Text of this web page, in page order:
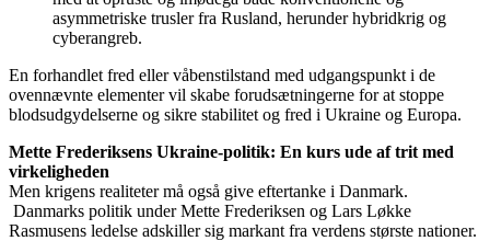
asymmetriske trusler fra Rusland, herunder hybridkrig og
cyberangreb.
En forhandlet fred eller våbenstilstand med udgangspunkt i de
ovennævnte elementer vil skabe forudsætningerne for at stoppe
blodsudgydelserne og sikre stabilitet og fred i Ukraine og Europa.
Mette Frederiksens Ukraine-politik: En kurs ude af trit med
virkeligheden
Men krigens realiteter må også give eftertanke i Danmark.
Danmarks politik under Mette Frederiksen og Lars Løkke
Rasmusens ledelse adskiller sig markant fra verdens største nationer.